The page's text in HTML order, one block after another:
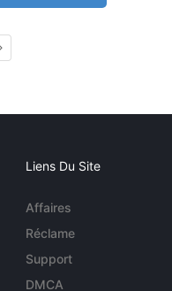
Liens Du Site
Affaires
Réclame
Support
DMCA